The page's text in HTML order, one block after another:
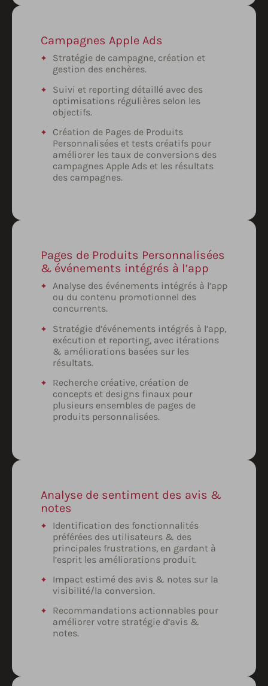
Campagnes Apple Ads
Stratégie de campagne, création et
gestion des enchères.
Suivi et reporting détaillé avec des
optimisations régulières selon les
objectifs.
Création de Pages de Produits
Personnalisées et tests créatifs pour
améliorer les taux de conversions des
campagnes Apple Ads et les résultats
des campagnes.
Pages de Produits Personnalisées
& événements intégrés à l’app
Analyse des événements intégrés à l’app
ou du contenu promotionnel des
concurrents.
Stratégie d’événements intégrés à l’app,
exécution et reporting, avec itérations
& améliorations basées sur les
résultats.
Recherche créative, création de
concepts et designs finaux pour
plusieurs ensembles de pages de
produits personnalisées.
Analyse de sentiment des avis &
notes
Identification des fonctionnalités
préférées des utilisateurs & des
principales frustrations, en gardant à
l’esprit les améliorations produit.
Impact estimé des avis & notes sur la
visibilité/la conversion.
Recommandations actionnables pour
améliorer votre stratégie d’avis &
notes.